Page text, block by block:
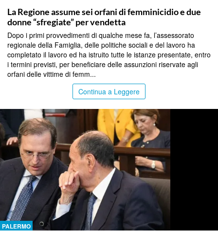
La Regione assume sei orfani di femminicidio e due
donne “sfregiate” per vendetta
Dopo i primi provvedimenti di qualche mese fa, l’assessorato
regionale della Famiglia, delle politiche sociali e del lavoro ha
completato il lavoro ed ha istruito tutte le istanze presentate, entro
i termini previsti, per beneficiare delle assunzioni riservate agli
orfani delle vittime di femm...
Continua a Leggere
PALERMO